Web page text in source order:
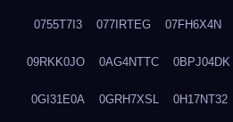
0755T7I3 077IRTEG 07FH6X4N
09RKK0JO 0AG4NTTC 0BPJ04DK
0GI31E0A 0GRH7XSL 0H17NT32